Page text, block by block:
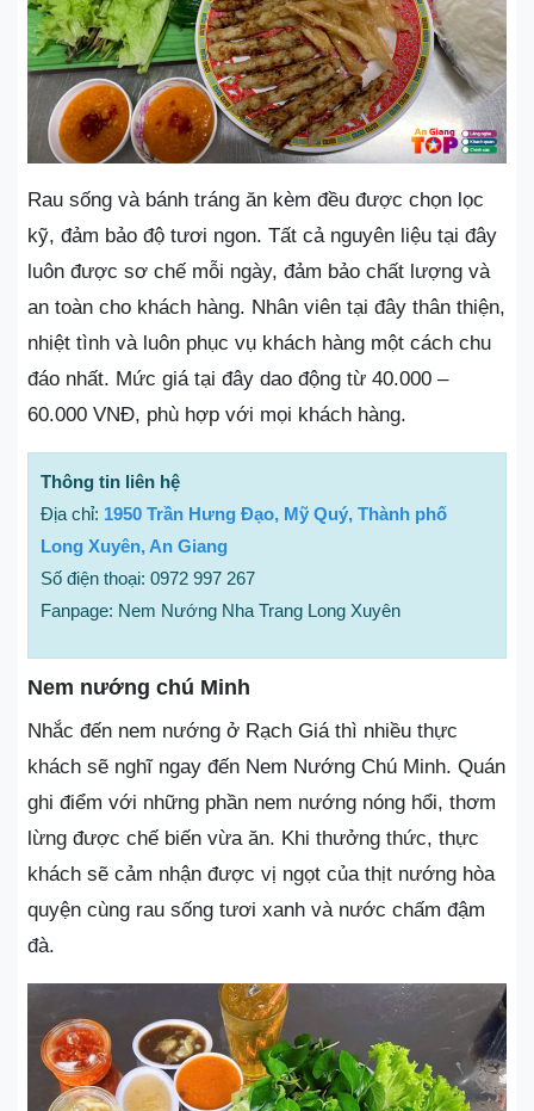
Rau sống và bánh tráng ăn kèm đều được chọn lọc
kỹ, đảm bảo độ tươi ngon. Tất cả nguyên liệu tại đây
luôn được sơ chế mỗi ngày, đảm bảo chất lượng và
an toàn cho khách hàng. Nhân viên tại đây thân thiện,
nhiệt tình và luôn phục vụ khách hàng một cách chu
đáo nhất. Mức giá tại đây dao động từ 40.000 –
60.000 VNĐ, phù hợp với mọi khách hàng.
Thông tin liên hệ
Địa chỉ: 1950 Trần Hưng Đạo, Mỹ Quý, Thành phố
Long Xuyên, An Giang
Số điện thoại: 0972 997 267
Fanpage: Nem Nướng Nha Trang Long Xuyên
Nem nướng chú Minh
Nhắc đến nem nướng ở Rạch Giá thì nhiều thực
khách sẽ nghĩ ngay đến Nem Nướng Chú Minh. Quán
ghi điểm với những phần nem nướng nóng hổi, thơm
lừng được chế biến vừa ăn. Khi thưởng thức, thực
khách sẽ cảm nhận được vị ngọt của thịt nướng hòa
quyện cùng rau sống tươi xanh và nước chấm đậm
đà.